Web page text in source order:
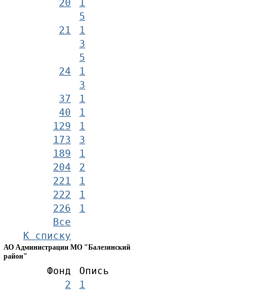
20
1
5
21
1
3
5
24
1
3
37
1
40
129
1
173
1
189
3
204
1
2
221
1
222
1
226
1
Все
К списку
АО Администрации МО "Балезинский
район"
Фонд
Опись
2
1